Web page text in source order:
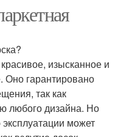
изысканное и
Оно гарантировано
так как
любого дизайна. Но
может